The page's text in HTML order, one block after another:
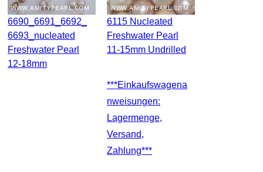
6690_6691_6692_
6693_nucleated
Freshwater Pearl
12-18mm
6115 Nucleated
Freshwater Pearl
11-15mm Undrilled
***Einkaufswagena
Nweisungen:
Lagermenge,
Versand,
Zahlung***